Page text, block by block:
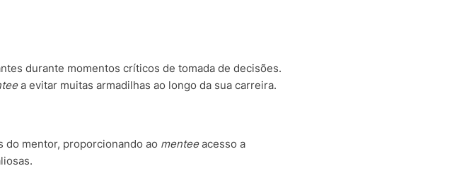
durante momentos críticos de tomada de decisões.
a evitar muitas armadilhas ao longo da sua carreira.
do mentor, proporcionando ao menteeacesso a